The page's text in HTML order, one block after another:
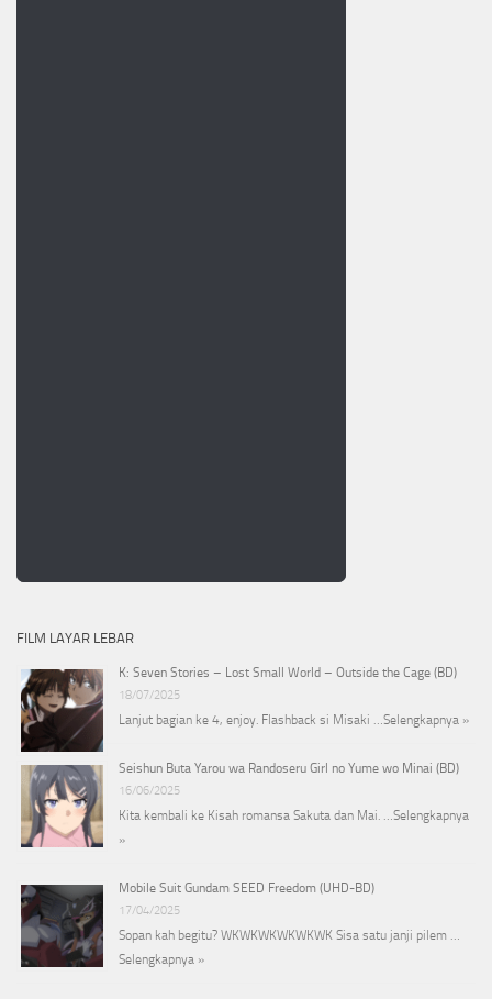
FILM LAYAR LEBAR
K: Seven Stories – Lost Small World – Outside the Cage (BD)
18/07/2025
Lanjut bagian ke 4, enjoy. Flashback si Misaki …Selengkapnya »
Seishun Buta Yarou wa Randoseru Girl no Yume wo Minai (BD)
16/06/2025
Kita kembali ke Kisah romansa Sakuta dan Mai. …Selengkapnya
»
Mobile Suit Gundam SEED Freedom (UHD-BD)
17/04/2025
Sopan kah begitu? WKWKWKWKWKWK Sisa satu janji pilem …
Selengkapnya »